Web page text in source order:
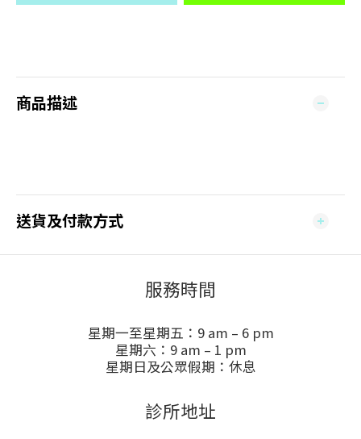
商品描述
送貨及付款方式
服務時間
星期一至星期五：9 am – 6 pm
星期六：9 am – 1 pm
星期日及公眾假期：休息
診所地址